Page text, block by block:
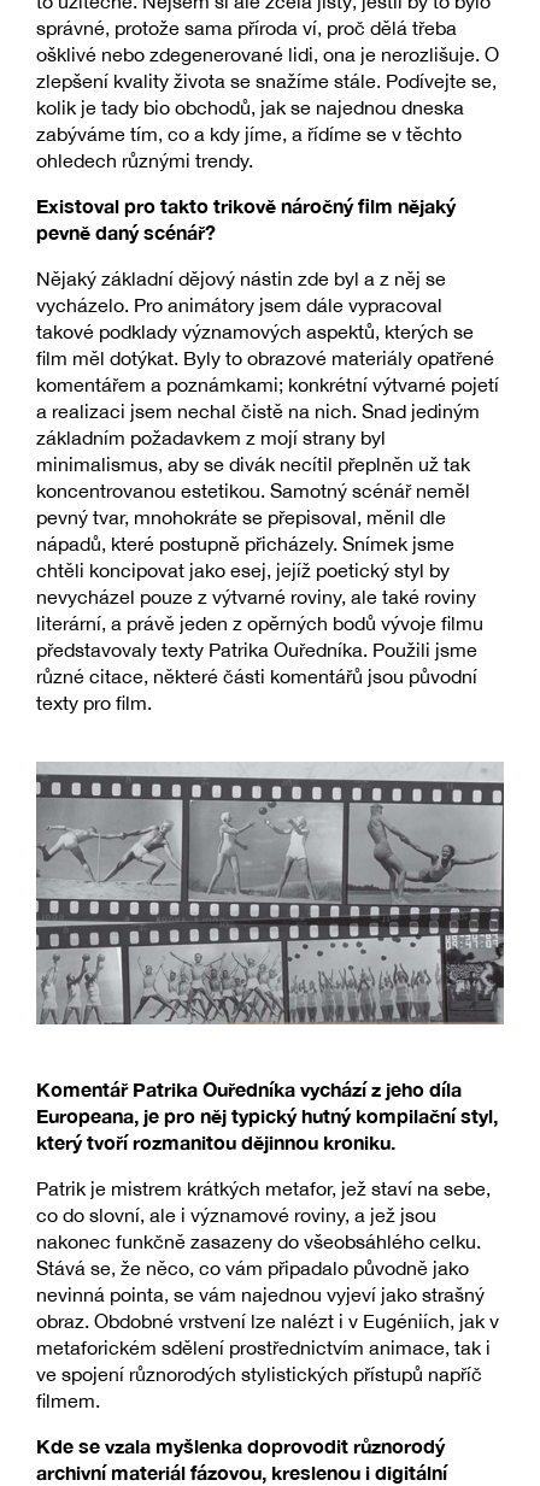
správné, protože sama příroda ví, proč dělá třeba
ošklivé nebo zdegenerované lidi, ona je nerozlišuje. O
zlepšení kvality života se snažíme stále. Podívejte se,
kolik je tady bio obchodů, jak se najednou dneska
zabýváme tím, co a kdy jíme, a řídíme se v těchto
ohledech různými trendy.
Existoval pro takto trikově náročný film nějaký
pevně daný scénář?
Nějaký základní dějový nástin zde byl a z něj se
vycházelo. Pro animátory jsem dále vypracoval
takové podklady významových aspektů, kterých se
film měl dotýkat. Byly to obrazové materiály opatřené
komentářem a poznámkami; konkrétní výtvarné pojetí
a realizaci jsem nechal čistě na nich. Snad jediným
základním požadavkem z mojí strany byl
minimalismus, aby se divák necítil přeplněn už tak
koncentrovanou estetikou. Samotný scénář neměl
pevný tvar, mnohokráte se přepisoval, měnil dle
nápadů, které postupně přicházely. Snímek jsme
chtěli koncipovat jako esej, jejíž poetický styl by
nevycházel pouze z výtvarné roviny, ale také roviny
literární, a právě jeden z opěrných bodů vývoje filmu
představovaly texty Patrika Ouředníka. Použili jsme
různé citace, některé části komentářů jsou původní
texty pro film.
Komentář Patrika Ouředníka vychází z jeho díla
Europeana, je pro něj typický hutný kompilační styl,
který tvoří rozmanitou dějinnou kroniku.
Patrik je mistrem krátkých metafor, jež staví na sebe,
co do slovní, ale i významové roviny, a jež jsou
nakonec funkčně zasazeny do všeobsáhlého celku.
Stává se, že něco, co vám připadalo původně jako
nevinná pointa, se vám najednou vyjeví jako strašný
obraz. Obdobné vrstvení lze nalézt i v Eugéniích, jak v
metaforickém sdělení prostřednictvím animace, tak i
ve spojení různorodých stylistických přístupů napříč
filmem.
Kde se vzala myšlenka doprovodit různorodý
archivní materiál fázovou, kreslenou i digitální